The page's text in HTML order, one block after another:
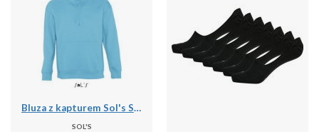
Bluza z kapturem Sol's Slam
SOL'S